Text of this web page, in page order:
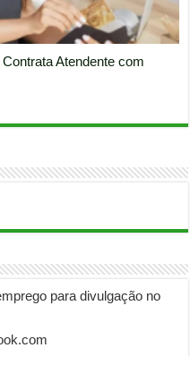
Atendente com
para divulgação no